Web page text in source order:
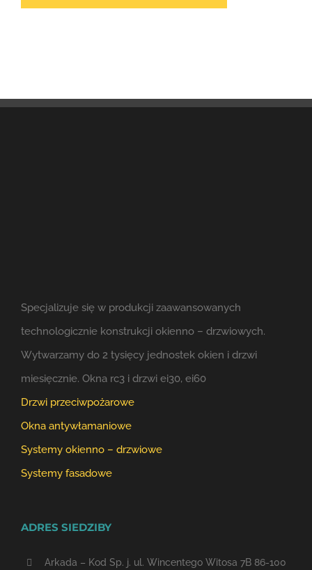
Specjalizuje się w produkcji zaawansowanych
technologicznie konstrukcji okienno – drzwiowych.
Wytwarzamy do 2 tysięcy jednostek okien i drzwi
miesięcznie. Okna rc3 i drzwi ei30, ei60
Drzwi przeciwpożarowe
Okna antywłamaniowe
Systemy okienno – drzwiowe
Systemy fasadowe
ADRES SIEDZIBY
Arkada – Kod Sp. j. ul. Wincentego Witosa 7B 86-100